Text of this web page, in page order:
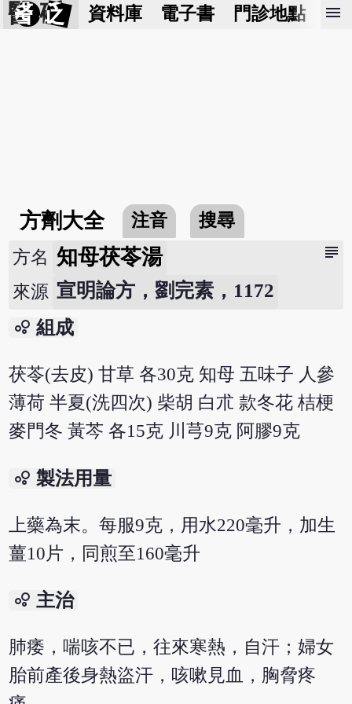
醫 砭 資料庫 電子書 門診地點 預
menu
方劑大全 注音 搜尋
subject
方名 知母茯苓湯
來源 宣明論方，劉完素，1172
bubble_chart 組成
茯苓(去皮) 甘草 各30克 知母 五味子 人參
薄荷 半夏(洗四次) 柴胡 白朮 款冬花 桔梗
麥門冬 黃芩 各15克 川芎9克 阿膠9克
bubble_chart 製法用量
上藥為末。每服9克，用水220毫升，加生
薑10片，同煎至160毫升
bubble_chart 主治
肺痿，喘咳不已，往來寒熱，自汗；婦女
胎前產後身熱盜汗，咳嗽見血，胸脅疼